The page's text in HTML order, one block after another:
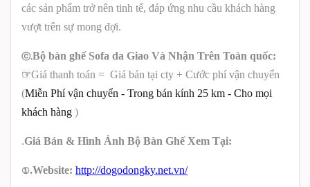
các sản phẩm trở nên tinh tế, đáp ứng nhu cầu khách hàng
vượt trên sự mong đợi.
ⓒ.Bộ bàn ghế Sofa da Giao Và Nhận Trên Toàn quốc:
☞Giá thanh toán = Giá bán tại cty + Cước phí vận chuyển
(Miễn Phí vận chuyển - Trong bán kính 25 km - Cho mọi
khách hàng )
.Giá Bán & Hình Ảnh Bộ Bàn GhếXem Tại:
①.Website: http://dogodongky.net.vn/